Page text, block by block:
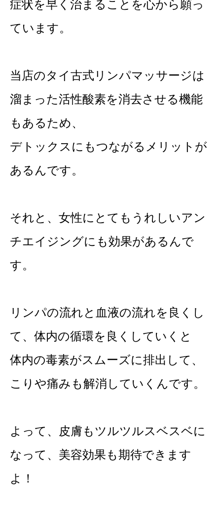
症状を早く治まることを心から願っ
ています。
当店のタイ古式リンパマッサージは
溜まった活性酸素を消去させる機能
もあるため、
デトックスにもつながるメリットが
あるんです。
それと、女性にとてもうれしいアン
チエイジングにも効果があるんで
す。
リンパの流れと血液の流れを良くし
て、体内の循環を良くしていくと
体内の毒素がスムーズに排出して、
こりや痛みも解消していくんです。
よって、皮膚もツルツルスベスベに
なって、美容効果も期待できます
よ！